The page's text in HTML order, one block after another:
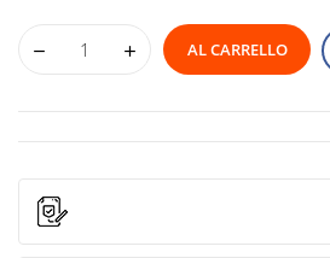
AL CARRELLO